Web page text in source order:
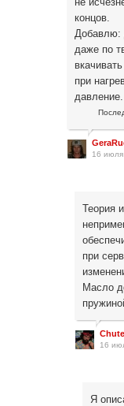
концов.
Добавлю:
даже по
при
давление.
16
Теория
при
Масло
Chute
16
Я